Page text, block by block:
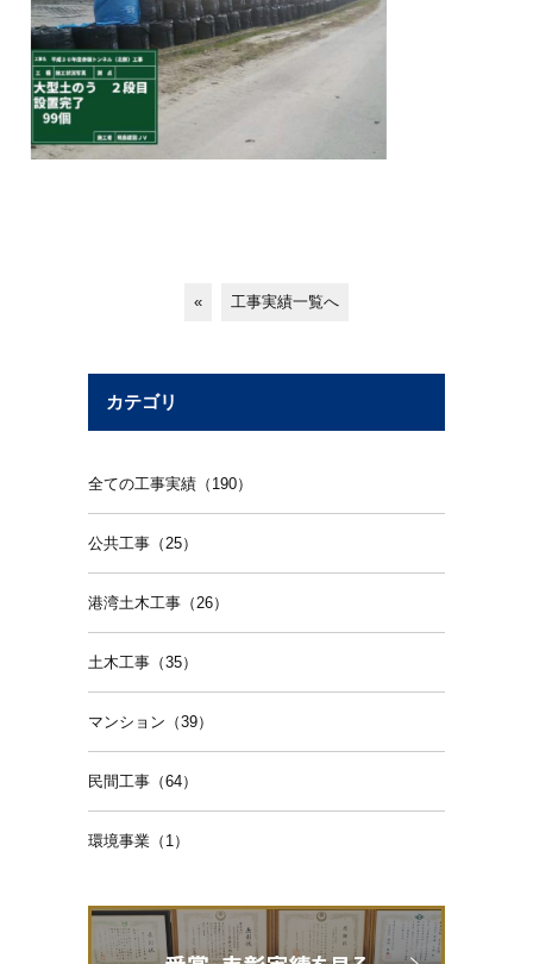
« 工事実績一覧へ
カテゴリ
全ての工事実績（190）
公共工事（25）
港湾土木工事（26）
土木工事（35）
マンション（39）
民間工事（64）
環境事業（1）